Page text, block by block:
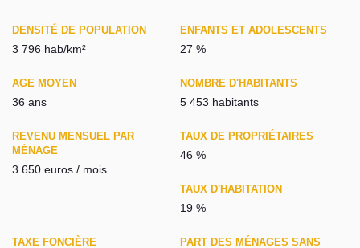
DENSITÉ DE POPULATION
3 796 hab/km²
ENFANTS ET ADOLESCENTS
27 %
AGE MOYEN
36 ans
NOMBRE D'HABITANTS
5 453 habitants
REVENU MENSUEL PAR
MÉNAGE
3 650 euros / mois
TAUX DE PROPRIÉTAIRES
46 %
TAUX D'HABITATION
19 %
TAXE FONCIÈRE PART DES MÉNAGES SANS